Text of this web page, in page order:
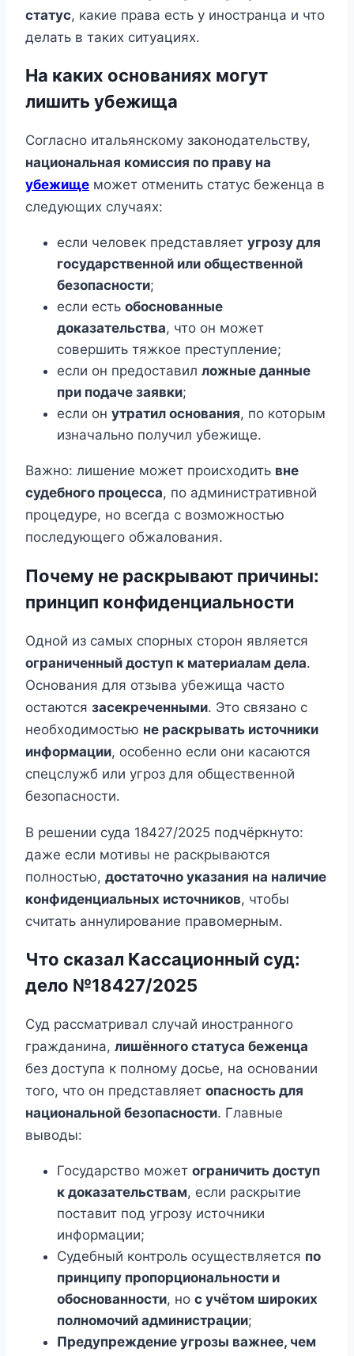
статус, какие права есть у иностранца и что
делать в таких ситуациях.
На каких основаниях могут
лишить убежища
Согласно итальянскому законодательству,
национальная комиссия по праву на
убежище может отменить статус беженца в
следующих случаях:
если человек представляет угрозу для
государственной или общественной
безопасности;
если есть обоснованные
доказательства, что он может
совершить тяжкое преступление;
если он предоставил ложные данные
при подаче заявки;
если он утратил основания, по которым
изначально получил убежище.
Важно: лишение может происходить вне
судебного процесса, по административной
процедуре, но всегда с возможностью
последующего обжалования.
Почему не раскрывают причины:
принцип конфиденциальности
Одной из самых спорных сторон является
ограниченный доступ к материалам дела.
Основания для отзыва убежища часто
остаются засекреченными. Это связано с
необходимостью не раскрывать источники
информации, особенно если они касаются
спецслужб или угроз для общественной
безопасности.
В решении суда 18427/2025 подчёркнуто:
даже если мотивы не раскрываются
полностью, достаточно указания на наличие
конфиденциальных источников, чтобы
считать аннулирование правомерным.
Что сказал Кассационный суд:
дело №18427/2025
Суд рассматривал случай иностранного
гражданина, лишённого статуса беженца
без доступа к полному досье, на основании
того, что он представляет опасность для
национальной безопасности. Главные
выводы:
Государство может ограничить доступ
к доказательствам, если раскрытие
поставит под угрозу источники
информации;
Судебный контроль осуществляется по
принципу пропорциональности и
обоснованности, но с учётом широких
полномочий администрации;
Предупреждение угрозы важнее, чем